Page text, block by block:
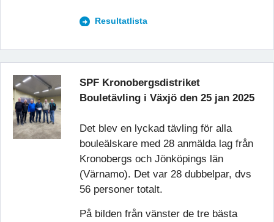
Resultatlista
SPF Kronobergsdistriket
Bouletävling i Växjö den 25 jan 2025
Det blev en lyckad tävling för alla
bouleälskare med 28 anmälda lag från
Kronobergs och Jönköpings län
(Värnamo). Det var 28 dubbelpar, dvs
56 personer totalt.
På bilden från vänster de tre bästa